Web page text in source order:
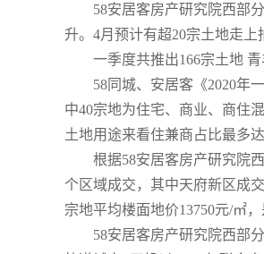
58安居客房产研究院西部
升。4月预计有超20宗土地走
一季度共推出166宗土地
58同城、安居客《2020年
中40宗地为住宅、商业、商住
土地用途来看住兼商占比最多
根据58安居客房产研究院
个区域成交，其中天府新区成
宗地平均楼面地价13750元/㎡
58安居客房产研究院西部